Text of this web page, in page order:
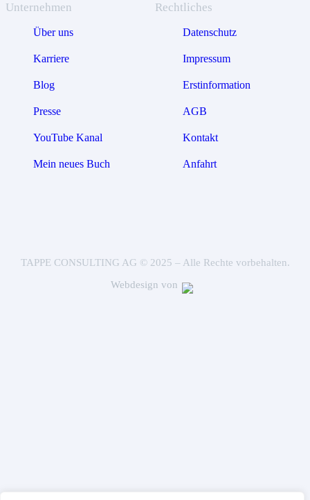
Unternehmen
Über uns
Karriere
Blog
Presse
YouTube Kanal
Mein neues Buch
Rechtliches
Datenschutz
Impressum
Erstinformation
AGB
Kontakt
Anfahrt
TAPPE CONSULTING AG © 2025 – Alle Rechte vorbehalten.
Webdesign von